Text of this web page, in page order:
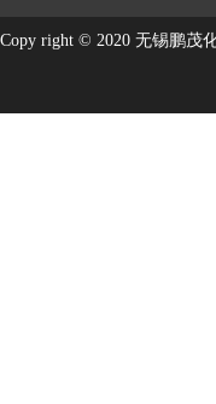
Copy right © 2020 无锡鹏茂